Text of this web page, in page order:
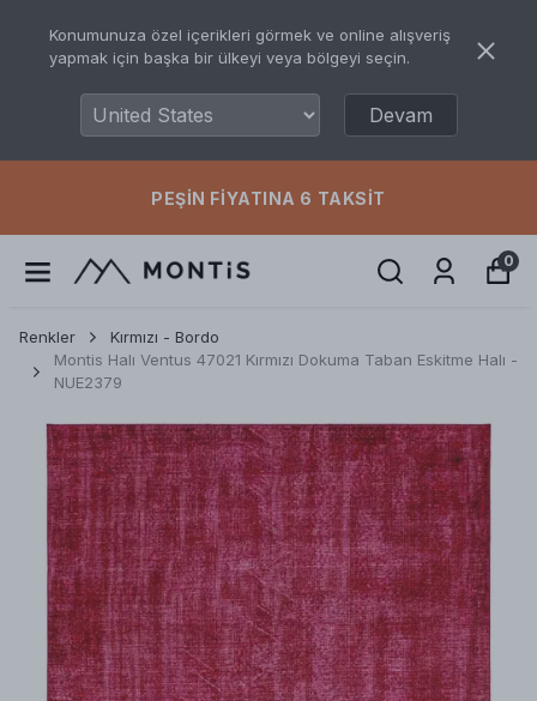
Konumunuza özel içerikleri görmek ve online alışveriş
yapmak için başka bir ülkeyi veya bölgeyi seçin.
Devam
PEŞIN FIYATINA 6 TAKSIT
0
Renkler
Kırmızı - Bordo
Montis Halı Ventus 47021 Kırmızı Dokuma Taban Eskitme Halı -
NUE2379